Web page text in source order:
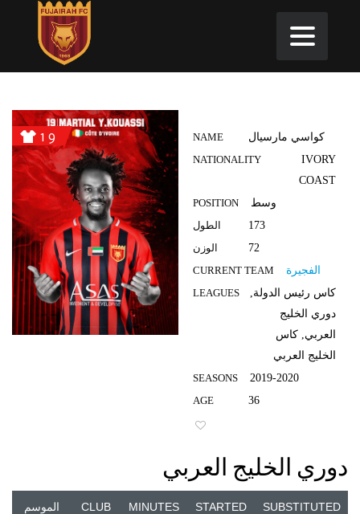
19 NAME
كواسي مارسيال
NATIONALITY
IVORY
COAST
POSITION
وسط
الطول
173
الوزن
72
CURRENT TEAM
الفجيرة
LEAGUES
كاس رئيس الدولة,
دوري الخليج
العربي, كاس
الخليج العربي
SEASONS
2019-2020
AGE
36
دوري الخليج العربي
الموسم CLUB MINUTES STARTED SUBSTITUTED